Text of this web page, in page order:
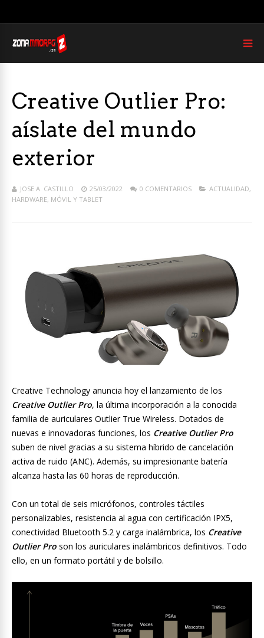
Creative Outlier Pro:
aíslate del mundo
exterior
JOSE A. CASTILLO 25/03/2022 0 COMENTARIOS ACTUALIDAD,
HARDWARE, MÓVIL Y TABLET
Creative Technology anuncia hoy el lanzamiento de los
Creative Outlier Pro, la última incorporación a la conocida
familia de auriculares Outlier True Wireless. Dotados de
nuevas e innovadoras funciones, los Creative Outlier Pro
suben de nivel gracias a su sistema híbrido de cancelación
activa de ruido (ANC). Además, su impresionante batería
alcanza hasta las 60 horas de reproducción.
Con un total de seis micrófonos, controles táctiles
personalizables, resistencia al agua con certificación IPX5,
conectividad Bluetooth 5.2 y carga inalámbrica, los Creative
Outlier Pro son los auriculares inalámbricos definitivos. Todo
ello, en un formato portátil y de bolsillo.